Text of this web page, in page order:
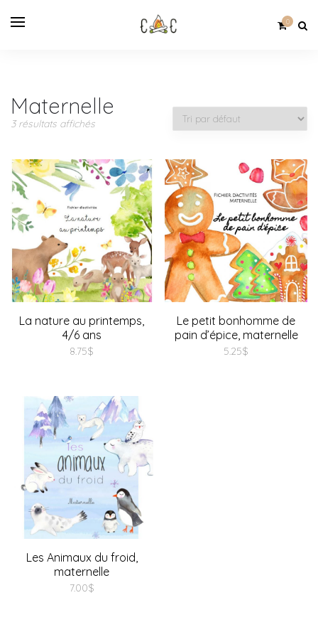
0
Maternelle
3 résultats affichés
La nature au printemps,
4/6 ans
8.75$
Le petit bonhomme de
pain d’épice, maternelle
5.25$
Les Animaux du froid,
maternelle
7.00$